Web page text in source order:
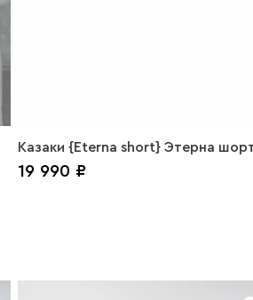
Казаки {Eterna short} Этерна шорт
замша бежевый
19 990 ₽